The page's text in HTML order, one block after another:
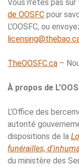
Vous n'êtes pas sûr
de OOSFC pour
L'OOSFC, ou
TheOOSFC.ca –
À propos de
L'Office des
autorité
dispositions de la
funérailles,
du ministère des